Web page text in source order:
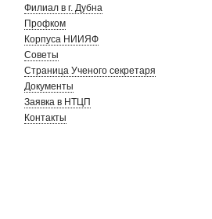
Филиал в г. Дубна
Профком
Корпуса НИИЯФ
Советы
Страница Ученого секретаря
Документы
Заявка в НТЦП
Контакты